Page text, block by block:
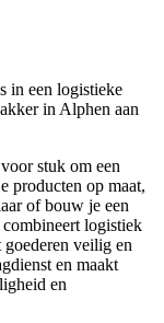
in een logistieke
in Alphen aan
stuk om een
producten op maat,
of bouw je een
logistiek
veilig en
en maakt
en